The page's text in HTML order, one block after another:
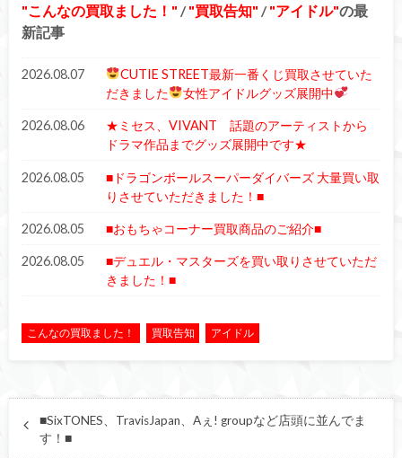
こんなの買取ました！ / 買取告知 / アイドル の最
新記事
2026.08.07
CUTIE STREET最新一番くじ買取させていた
だきました
女性アイドルグッズ展開中
2026.08.06
★ミセス、VIVANT 話題のアーティストから
ドラマ作品までグッズ展開中です★
2026.08.05
■ドラゴンボールスーパーダイバーズ 大量買い取
りさせていただきました！■
2026.08.05 ■おもちゃコーナー買取商品のご紹介■
2026.08.05
■デュエル・マスターズを買い取りさせていただ
きました！■
こんなの買取ました！ 買取告知 アイドル
■SixTONES、TravisJapan、Aぇ! groupなど店頭に並んでま
す！■